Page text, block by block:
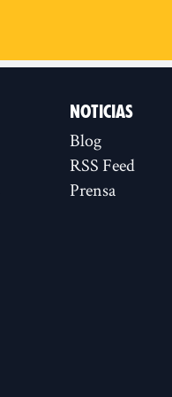
NOTICIAS
Blog
RSS Feed
Prensa